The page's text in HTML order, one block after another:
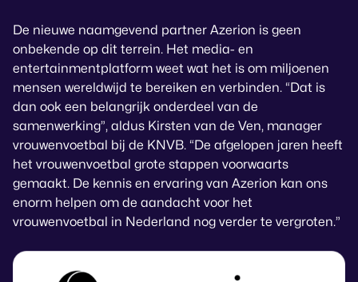
De nieuwe naamgevend partner Azerion is geen
onbekende op dit terrein. Het media- en
entertainmentplatform weet wat het is om miljoenen
mensen wereldwijd te bereiken en verbinden. “Dat is
dan ook een belangrijk onderdeel van de
samenwerking”, aldus Kirsten van de Ven, manager
vrouwenvoetbal bij de KNVB. “De afgelopen jaren heeft
het vrouwenvoetbal grote stappen voorwaarts
gemaakt. De kennis en ervaring van Azerion kan ons
enorm helpen om de aandacht voor het
vrouwenvoetbal in Nederland nog verder te vergroten.”